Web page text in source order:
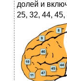
долей и
25, 32, 44,